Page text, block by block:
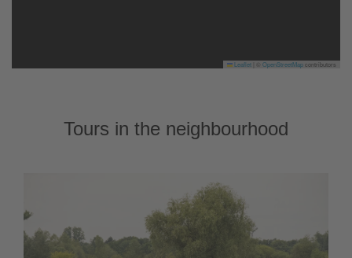
Leaflet OpenStreetMapcontributors
Tours in the neighbourhood